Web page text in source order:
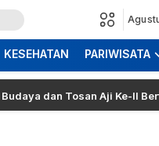
KESEHATAN PARIWISATA
dan Tosan Aji Ke-II Bertajuk